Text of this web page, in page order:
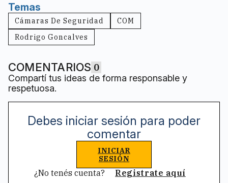
Temas
Cámaras De Seguridad
COM
Rodrigo Goncalves
COMENTARIOS 0
Compartí tus ideas de forma responsable y
respetuosa.
Debes iniciar sesión para poder
comentar
INICIAR
SESIÓN
¿No tenés cuenta? Registrate aquí